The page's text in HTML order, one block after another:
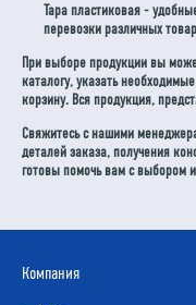
Тара пластиковая -
перевозки различных
При выборе продукции вы
каталогу, указать
корзину. Вся продукция,
Свяжитесь с нашими
деталей заказа, получения
готовы помочь вам с выбором
Компания